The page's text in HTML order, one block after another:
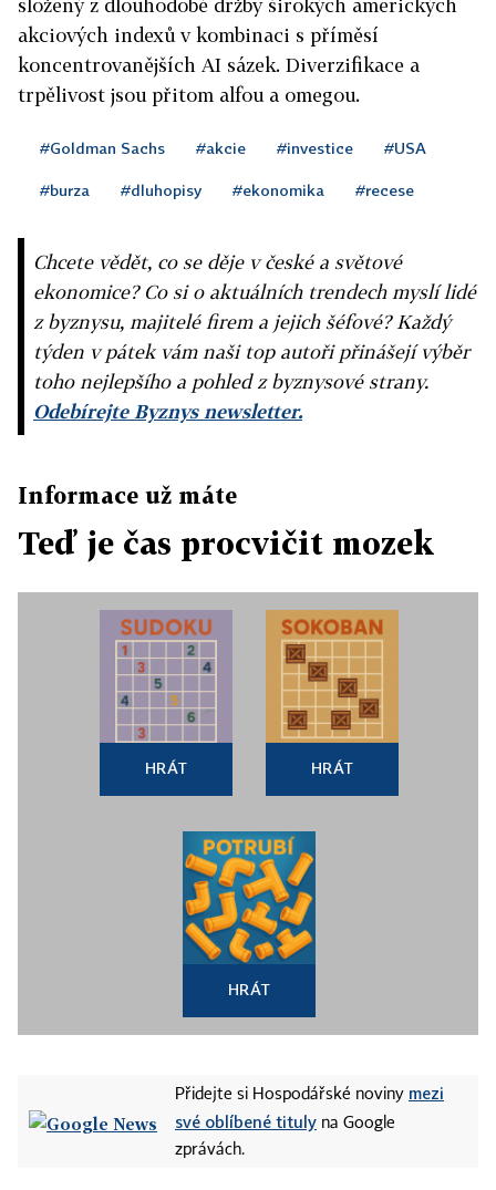
akciových indexů v kombinaci s příměsí
koncentrovanějších AI sázek. Diverzifikace a
trpělivost jsou přitom alfou a omegou.
#Goldman Sachs #akcie #investice #USA
#burza #dluhopisy #ekonomika #recese
Chcete vědět, co se děje v české a světové
ekonomice? Co si o aktuálních trendech myslí lidé
z byznysu, majitelé firem a jejich šéfové? Každý
týden v pátek vám naši top autoři přinášejí výběr
toho nejlepšího a pohled z byznysové strany.
Odebírejte Byznys newsletter.
Informace už máte
Teď je čas procvičit mozek
HRÁT HRÁT
HRÁT
Přidejte si Hospodářské noviny mezi
své oblíbené tituly na Google
zprávách.